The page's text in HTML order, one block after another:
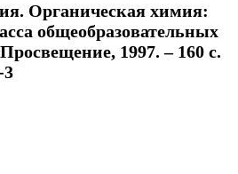
Органическая химия:
общеобразовательных
1997. – 160 с.
3